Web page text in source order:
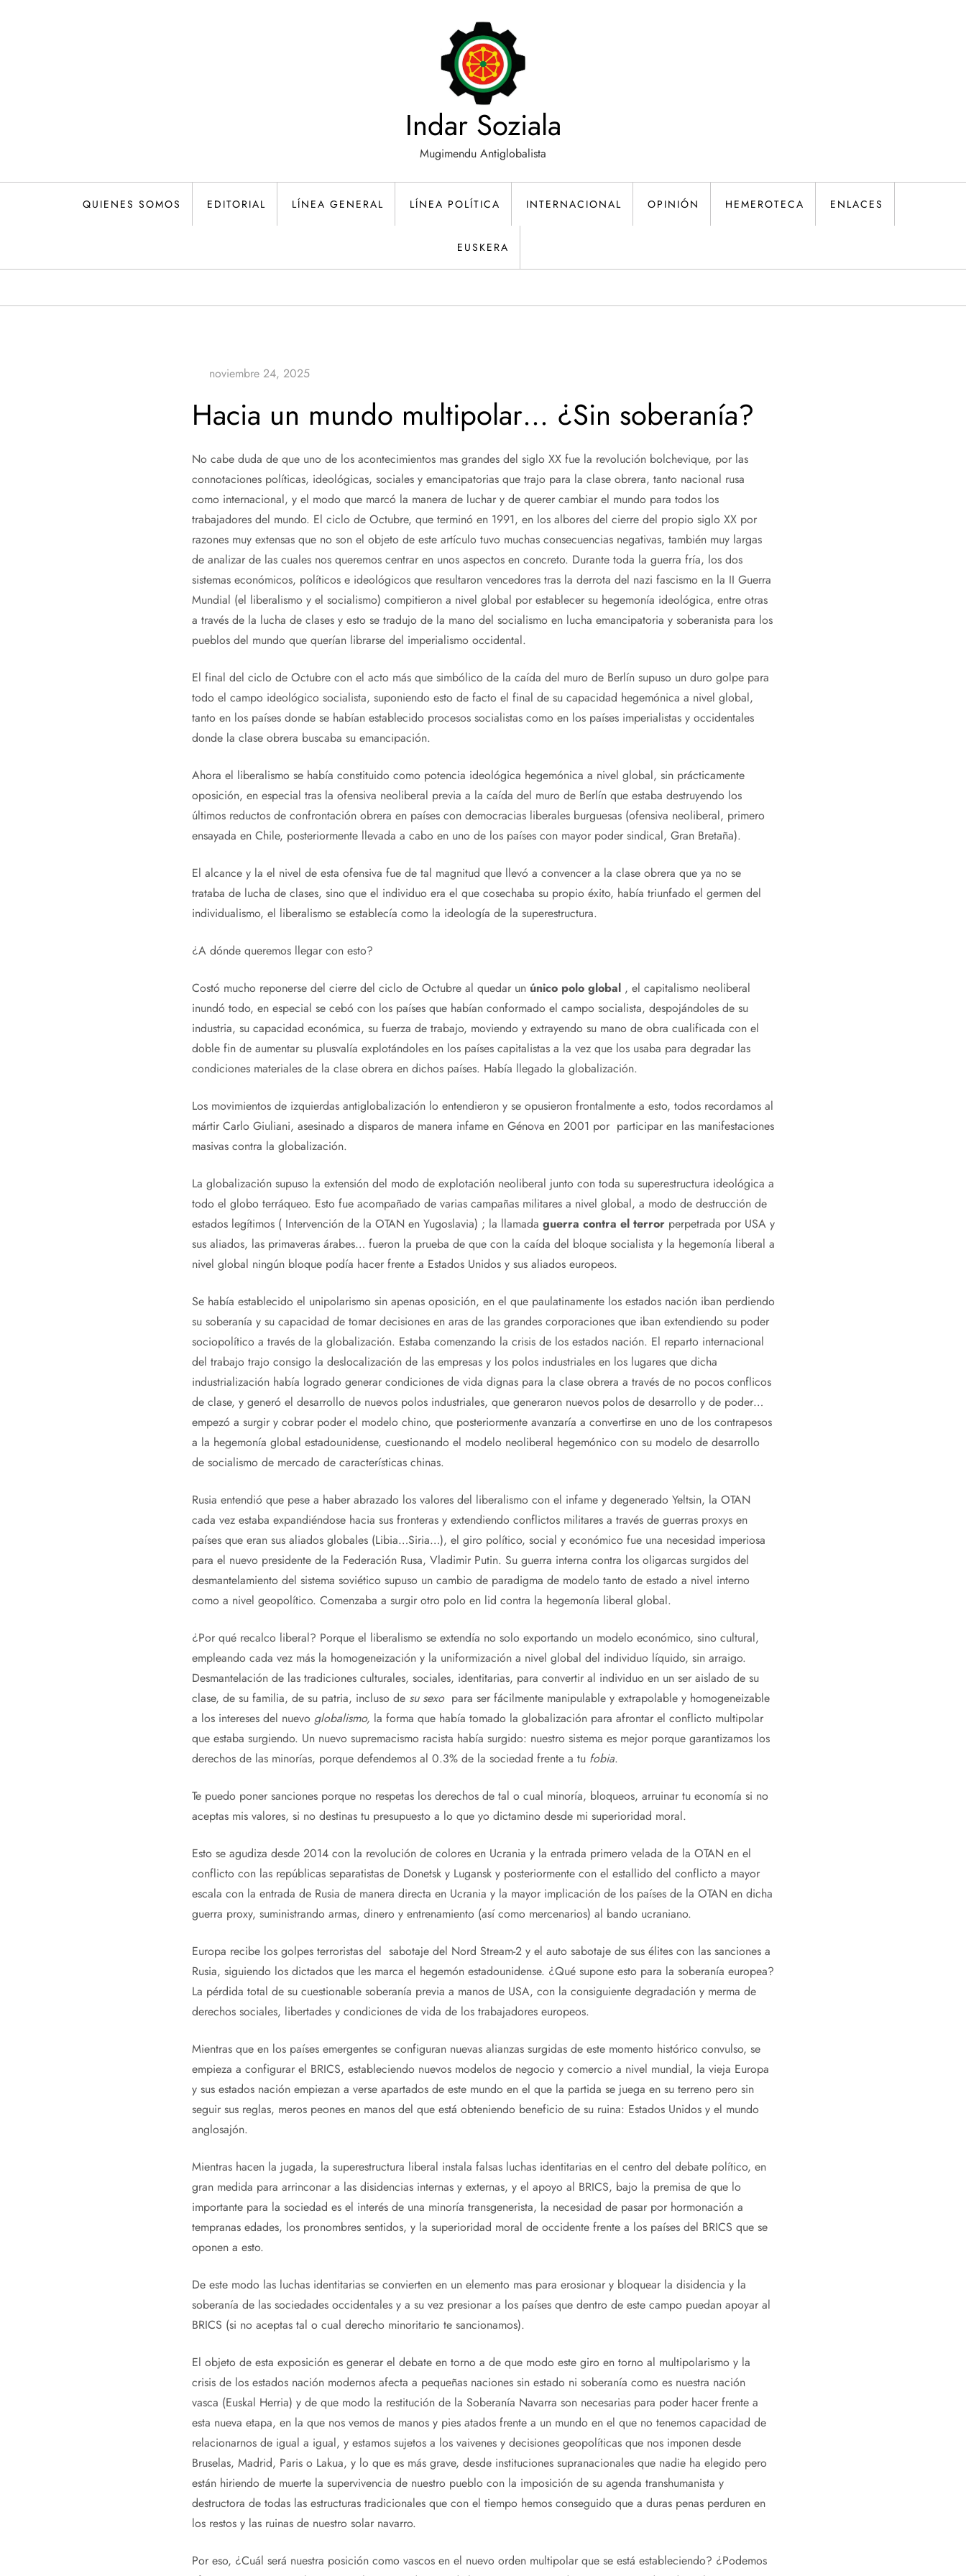
Indar Soziala
Mugimendu Antiglobalista
QUIENES SOMOS EDITORIAL LÍNEA GENERAL LÍNEA POLÍTICA INTERNACIONAL OPINIÓN HEMEROTECA ENLACES
EUSKERA
Hacia un mundo multipolar… ¿Sin soberanía?
No cabe duda de que uno de los acontecimientos mas grandes del siglo XX fue la revolución bolchevique, por las
connotaciones políticas, ideológicas, sociales y emancipatorias que trajo para la clase obrera, tanto nacional rusa
como internacional, y el modo que marcó la manera de luchar y de querer cambiar el mundo para todos los
trabajadores del mundo. El ciclo de Octubre, que terminó en 1991, en los albores del cierre del propio siglo XX por
razones muy extensas que no son el objeto de este artículo tuvo muchas consecuencias negativas, también muy largas
de analizar de las cuales nos queremos centrar en unos aspectos en concreto. Durante toda la guerra fría, los dos
sistemas económicos, políticos e ideológicos que resultaron vencedores tras la derrota del nazi fascismo en la II Guerra
Mundial (el liberalismo y el socialismo) compitieron a nivel global por establecer su hegemonía ideológica, entre otras
a través de la lucha de clases y esto se tradujo de la mano del socialismo en lucha emancipatoria y soberanista para los
pueblos del mundo que querían librarse del imperialismo occidental.
El final del ciclo de Octubre con el acto más que simbólico de la caída del muro de Berlín supuso un duro golpe para
todo el campo ideológico socialista, suponiendo esto de facto el final de su capacidad hegemónica a nivel global,
tanto en los países donde se habían establecido procesos socialistas como en los países imperialistas y occidentales
donde la clase obrera buscaba su emancipación.
Ahora el liberalismo se había constituido como potencia ideológica hegemónica a nivel global, sin prácticamente
oposición, en especial tras la ofensiva neoliberal previa a la caída del muro de Berlín que estaba destruyendo los
últimos reductos de confrontación obrera en países con democracias liberales burguesas (ofensiva neoliberal, primero
ensayada en Chile, posteriormente llevada a cabo en uno de los países con mayor poder sindical, Gran Bretaña).
El alcance y la el nivel de esta ofensiva fue de tal magnitud que llevó a convencer a la clase obrera que ya no se
trataba de lucha de clases, sino que el individuo era el que cosechaba su propio éxito, había triunfado el germen del
individualismo, el liberalismo se establecía como la ideología de la superestructura.
¿A dónde queremos llegar con esto?
Costó mucho reponerse del cierre del ciclo de Octubre al quedar un único polo global , el capitalismo neoliberal
inundó todo, en especial se cebó con los países que habían conformado el campo socialista, despojándoles de su
industria, su capacidad económica, su fuerza de trabajo, moviendo y extrayendo su mano de obra cualificada con el
doble fin de aumentar su plusvalía explotándoles en los países capitalistas a la vez que los usaba para degradar las
condiciones materiales de la clase obrera en dichos países. Había llegado la globalización.
Los movimientos de izquierdas antiglobalización lo entendieron y se opusieron frontalmente a esto, todos recordamos al
mártir Carlo Giuliani, asesinado a disparos de manera infame en Génova en 2001 por participar en las manifestaciones
masivas contra la globalización.
La globalización supuso la extensión del modo de explotación neoliberal junto con toda su superestructura ideológica a
todo el globo terráqueo. Esto fue acompañado de varias campañas militares a nivel global, a modo de destrucción de
estados legítimos ( Intervención de la OTAN en Yugoslavia) ; la llamada guerra contra el terror perpetrada por USA y
sus aliados, las primaveras árabes… fueron la prueba de que con la caída del bloque socialista y la hegemonía liberal a
nivel global ningún bloque podía hacer frente a Estados Unidos y sus aliados europeos.
Se había establecido el unipolarismo sin apenas oposición, en el que paulatinamente los estados nación iban perdiendo
su soberanía y su capacidad de tomar decisiones en aras de las grandes corporaciones que iban extendiendo su poder
sociopolítico a través de la globalización. Estaba comenzando la crisis de los estados nación. El reparto internacional
del trabajo trajo consigo la deslocalización de las empresas y los polos industriales en los lugares que dicha
industrialización había logrado generar condiciones de vida dignas para la clase obrera a través de no pocos conflicos
de clase, y generó el desarrollo de nuevos polos industriales, que generaron nuevos polos de desarrollo y de poder…
empezó a surgir y cobrar poder el modelo chino, que posteriormente avanzaría a convertirse en uno de los contrapesos
a la hegemonía global estadounidense, cuestionando el modelo neoliberal hegemónico con su modelo de desarrollo
de socialismo de mercado de características chinas.
Rusia entendió que pese a haber abrazado los valores del liberalismo con el infame y degenerado Yeltsin, la OTAN
cada vez estaba expandiéndose hacia sus fronteras y extendiendo conflictos militares a través de guerras proxys en
países que eran sus aliados globales (Libia…Siria…), el giro político, social y económico fue una necesidad imperiosa
para el nuevo presidente de la Federación Rusa, Vladimir Putin. Su guerra interna contra los oligarcas surgidos del
desmantelamiento del sistema soviético supuso un cambio de paradigma de modelo tanto de estado a nivel interno
como a nivel geopolítico. Comenzaba a surgir otro polo en lid contra la hegemonía liberal global.
¿Por qué recalco liberal? Porque el liberalismo se extendía no solo exportando un modelo económico, sino cultural,
empleando cada vez más la homogeneización y la uniformización a nivel global del individuo líquido, sin arraigo.
Desmantelación de las tradiciones culturales, sociales, identitarias, para convertir al individuo en un ser aislado de su
clase, de su familia, de su patria, incluso de su sexopara ser fácilmente manipulable y extrapolable y homogeneizable
a los intereses del nuevo globalismo, la forma que había tomado la globalización para afrontar el conflicto multipolar
que estaba surgiendo. Un nuevo supremacismo racista había surgido: nuestro sistema es mejor porque garantizamos los
derechos de las minorías, porque defendemos al 0.3% de la sociedad frente a tu fobia.
Te puedo poner sanciones porque no respetas los derechos de tal o cual minoría, bloqueos, arruinar tu economía si no
aceptas mis valores, si no destinas tu presupuesto a lo que yo dictamino desde mi superioridad moral.
Esto se agudiza desde 2014 con la revolución de colores en Ucrania y la entrada primero velada de la OTAN en el
conflicto con las repúblicas separatistas de Donetsk y Lugansk y posteriormente con el estallido del conflicto a mayor
escala con la entrada de Rusia de manera directa en Ucrania y la mayor implicación de los países de la OTAN en dicha
guerra proxy, suministrando armas, dinero y entrenamiento (así como mercenarios) al bando ucraniano.
Europa recibe los golpes terroristas del sabotaje del Nord Stream-2 y el auto sabotaje de sus élites con las sanciones a
Rusia, siguiendo los dictados que les marca el hegemón estadounidense. ¿Qué supone esto para la soberanía europea?
La pérdida total de su cuestionable soberanía previa a manos de USA, con la consiguiente degradación y merma de
derechos sociales, libertades y condiciones de vida de los trabajadores europeos.
Mientras que en los países emergentes se configuran nuevas alianzas surgidas de este momento histórico convulso, se
empieza a configurar el BRICS, estableciendo nuevos modelos de negocio y comercio a nivel mundial, la vieja Europa
y sus estados nación empiezan a verse apartados de este mundo en el que la partida se juega en su terreno pero sin
seguir sus reglas, meros peones en manos del que está obteniendo beneficio de su ruina: Estados Unidos y el mundo
anglosajón.
Mientras hacen la jugada, la superestructura liberal instala falsas luchas identitarias en el centro del debate político, en
gran medida para arrinconar a las disidencias internas y externas, y el apoyo al BRICS, bajo la premisa de que lo
importante para la sociedad es el interés de una minoría transgenerista, la necesidad de pasar por hormonación a
tempranas edades, los pronombres sentidos, y la superioridad moral de occidente frente a los países del BRICS que se
oponen a esto.
De este modo las luchas identitarias se convierten en un elemento mas para erosionar y bloquear la disidencia y la
soberanía de las sociedades occidentales y a su vez presionar a los países que dentro de este campo puedan apoyar al
BRICS (si no aceptas tal o cual derecho minoritario te sancionamos).
El objeto de esta exposición es generar el debate en torno a de que modo este giro en torno al multipolarismo y la
crisis de los estados nación modernos afecta a pequeñas naciones sin estado ni soberanía como es nuestra nación
vasca (Euskal Herria) y de que modo la restitución de la Soberanía Navarra son necesarias para poder hacer frente a
esta nueva etapa, en la que nos vemos de manos y pies atados frente a un mundo en el que no tenemos capacidad de
relacionarnos de igual a igual, y estamos sujetos a los vaivenes y decisiones geopolíticas que nos imponen desde
Bruselas, Madrid, Paris o Lakua, y lo que es más grave, desde instituciones supranacionales que nadie ha elegido pero
están hiriendo de muerte la supervivencia de nuestro pueblo con la imposición de su agenda transhumanista y
destructora de todas las estructuras tradicionales que con el tiempo hemos conseguido que a duras penas perduren en
los restos y las ruinas de nuestro solar navarro.
Por eso, ¿Cuál será nuestra posición como vascos en el nuevo orden multipolar que se está estableciendo? ¿Podemos